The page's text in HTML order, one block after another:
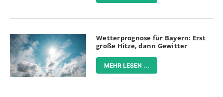
Wetterprognose für Bayern: Erst
große Hitze, dann Gewitter
MEHR LESEN ...